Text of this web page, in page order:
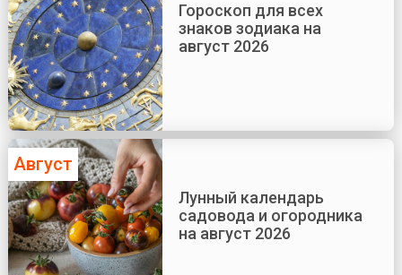
Гороскоп для всех
знаков зодиака на
август 2026
Август
Лунный календарь
садовода и огородника
на август 2026